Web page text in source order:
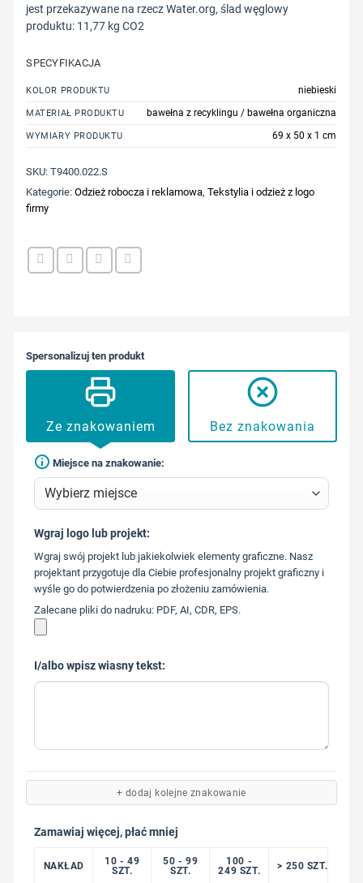
jest przekazywane na rzecz Water.org, ślad węglowy
produktu: 11,77 kg CO2
SPECYFIKACJA
KOLOR PRODUKTU niebieski
MATERIAŁ PRODUKTU bawełna z recyklingu / bawełna organiczna
WYMIARY PRODUKTU 69 x 50 x 1 cm
SKU:T9400.022.S
Kategorie:Odzież robocza i reklamowa,Tekstylia i odzież z logo
firmy
Spersonalizuj ten produkt
Ze znakowaniem Bez znakowania
Miejsce na znakowanie:
573 568
217
Wgraj logo lub projekt:
Wgraj swój projekt lub jakiekolwiek elementy graficzne. Nasz
projektant przygotuje dla Ciebie profesjonalny projekt graficzny i
wyśle go do potwierdzenia po złożeniu zamówienia.
Zalecane pliki do nadruku: PDF, AI, CDR, EPS.
I/albo wpisz wiasny tekst:
+ dodaj kolejne znakowanie
Zamawiaj więcej, płać mniej
NAKŁAD
10 - 49
SZT.
50 - 99
SZT.
100 -
249 SZT.
> 250 SZT.